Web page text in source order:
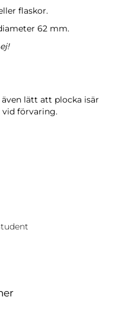
flaskor.
62 mm.
lätt att plocka isär
vid förvaring.